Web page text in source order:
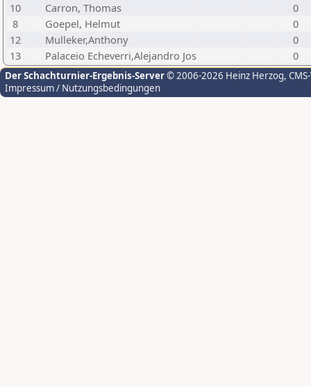
10
Carron, Thomas
0
8
Goepel, Helmut
0
12
Mulleker,Anthony
0
13
Palaceio Echeverri,Alejandro Jos 0
Der Schachturnier-Ergebnis-Server© 2006-2026 Heinz Herzog,
Impressum / Nutzungsbedingungen